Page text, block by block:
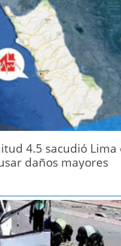
4.5 sacudió Lima
daños mayores